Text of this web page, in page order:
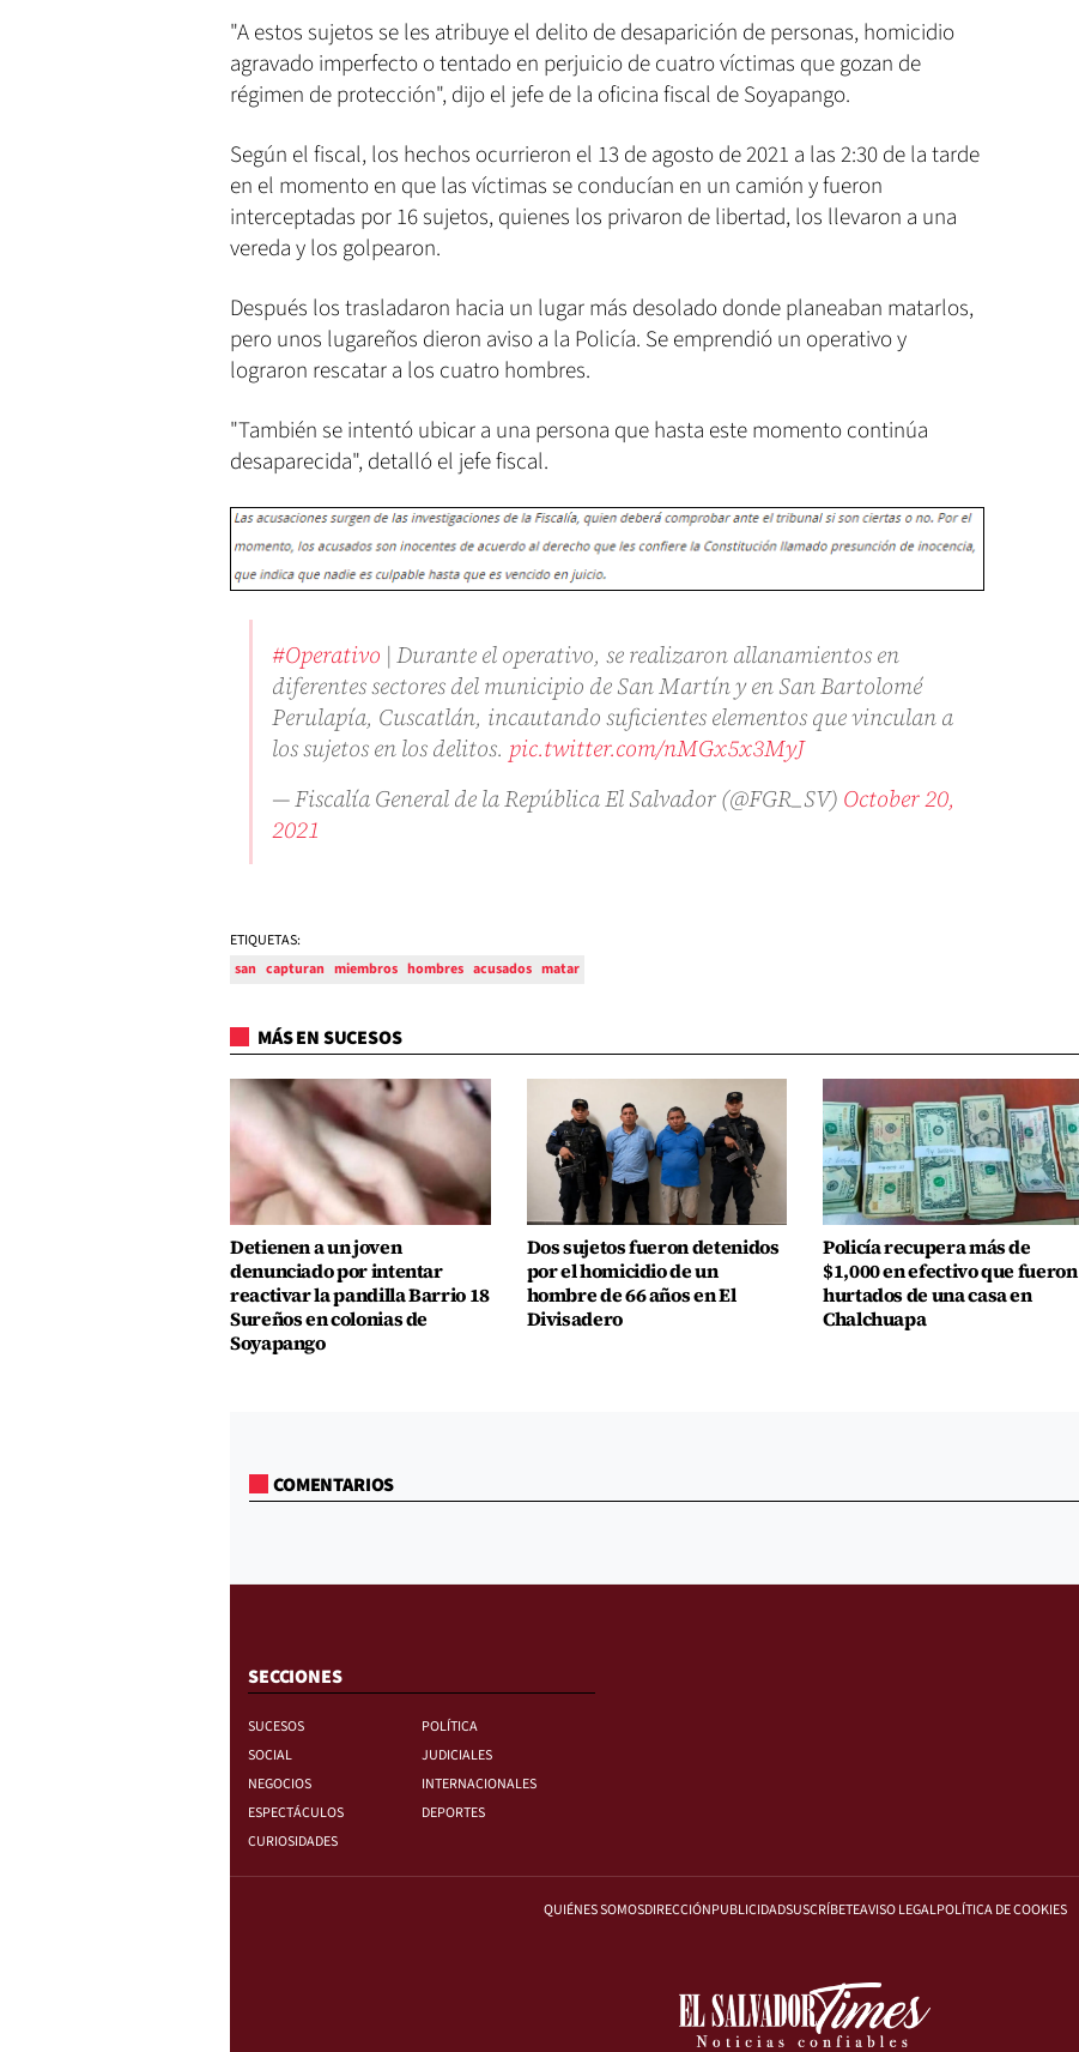
"A estos sujetos se les atribuye el delito de desaparición de personas, homicidio
agravado imperfecto o tentado en perjuicio de cuatro víctimas que gozan de
régimen de protección", dijo el jefe de la oficina fiscal de Soyapango.
Según el fiscal, los hechos ocurrieron el 13 de agosto de 2021 a las 2:30 de la tarde
en el momento en que las víctimas se conducían en un camión y fueron
interceptadas por 16 sujetos, quienes los privaron de libertad, los llevaron a una
vereda y los golpearon.
Después los trasladaron hacia un lugar más desolado donde planeaban matarlos,
pero unos lugareños dieron aviso a la Policía. Se emprendió un operativo y
lograron rescatar a los cuatro hombres.
"También se intentó ubicar a una persona que hasta este momento continúa
desaparecida", detalló el jefe fiscal.
#Operativo | Durante el operativo, se realizaron allanamientos en
diferentes sectores del municipio de San Martín y en San Bartolomé
Perulapía, Cuscatlán, incautando suficientes elementos que vinculan a
los sujetos en los delitos. pic.twitter.com/nMGx5x3MyJ
— Fiscalía General de la República El Salvador (@FGR_SV) October 20,
2021
ETIQUETAS:
san capturan miembros hombres acusados matar
MÁS EN SUCESOS
Detienen a un joven
denunciado por intentar
reactivar la pandilla Barrio 18
Sureños en colonias de
Soyapango
Dos sujetos fueron detenidos
por el homicidio de un
hombre de 66 años en El
Divisadero
Policía recupera más de
$1,000 en efectivo que fueron
hurtados de una casa en
Chalchuapa
COMENTARIOS
SECCIONES
SUCESOS
POLÍTICA
SOCIAL
JUDICIALES
NEGOCIOS
INTERNACIONALES
ESPECTÁCULOS
DEPORTES
CURIOSIDADES
QUIÉNES SOMOSDIRECCIÓNPUBLICIDADSUSCRÍBETEAVISO LEGALPOLÍTICA DE COOKIES